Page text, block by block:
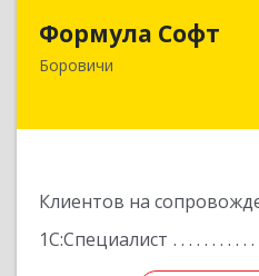
Формула Софт
Боровичи
Клиентов на
1С:Специалист
174411,
Боровичи г,